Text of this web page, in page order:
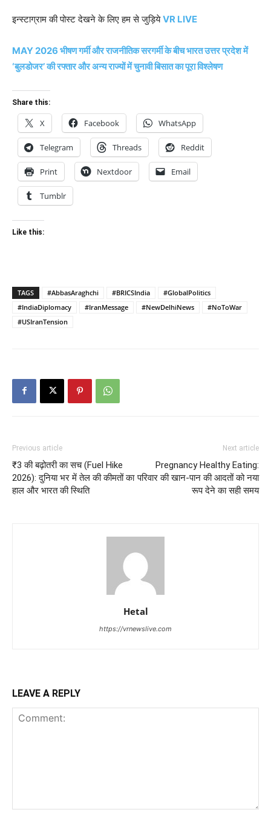
इन्स्टाग्राम की पोस्ट देखने के लिए हम से जुड़ियेVR LIVE
MAY 2026 भीषण गर्मी और राजनीतिक सरगर्मी के बीच भारत उत्तर प्रदेश में
‘बुलडोजर’ की रफ्तार और अन्य राज्यों में चुनावी बिसात का पूरा विश्लेषण
Share this:
X Facebook WhatsApp
Telegram Threads Reddit
Print Nextdoor Email
Tumblr
Like this:
TAGS #AbbasAraghchi #BRICSIndia
#GlobalPolitics
#IndiaDiplomacy
#IranMessage #NewDelhiNews
#NoToWar
#USIranTension
Previous article
₹3 की बढ़ोतरी का सच (Fuel Hike
2026): दुनिया भर में तेल की कीमतों का
हाल और भारत की स्थिति
Next article
Pregnancy Healthy Eating:
परिवार की खान-पान की आदतों को नया
रूप देने का सही समय
Hetal
https://vrnewslive.com
LEAVE A REPLY